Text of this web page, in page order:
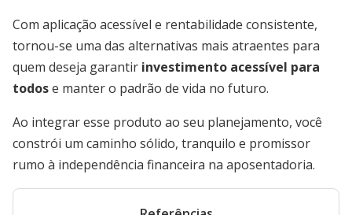
Com aplicação acessível e rentabilidade consistente,
tornou-se uma das alternativas mais atraentes para
quem deseja garantir investimento acessível para
todose manter o padrão de vida no futuro.
Ao integrar esse produto ao seu planejamento, você
constrói um caminho sólido, tranquilo e promissor
rumo à independência financeira na aposentadoria.